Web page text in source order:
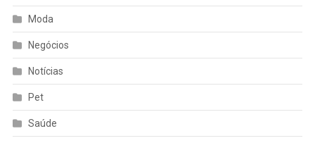
Moda
Negócios
Notícias
Pet
Saúde